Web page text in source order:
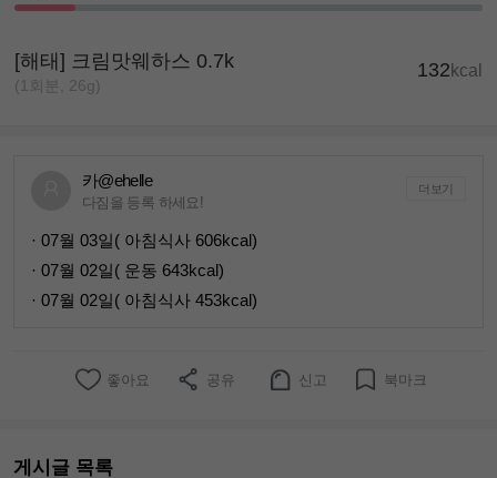
[해태] 크림맛웨하스 0.7k
(1회분, 26g)
132 kcal
카@ehelle
다짐을 등록 하세요!
더보기
· 07월 03일( 아침식사 606kcal)
· 07월 02일( 운동 643kcal)
· 07월 02일( 아침식사 453kcal)
좋아요 공유 신고 북마크
게시글 목록